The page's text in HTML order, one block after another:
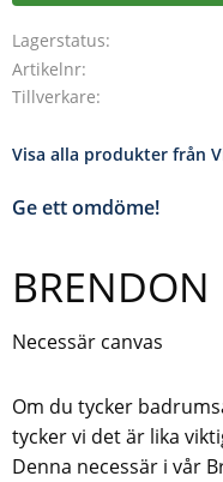
Lagerstatus
Artikelnr
Tillverkare
Visa alla produkter från
Ge ett omdöme!
BRENDON
Necessär canvas
Om du tycker
tycker vi det är lika
Denna necessär i vår